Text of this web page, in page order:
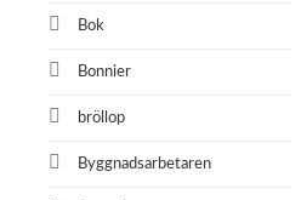
Bok
Bonnier
bröllop
Byggnadsarbetaren